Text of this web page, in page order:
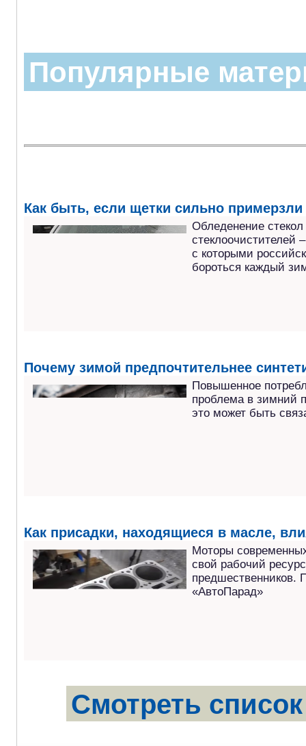
Популярные
Как быть, если щетки сильно примерзли
Обледенение
стеклоочистителей
с которыми
бороться каждый
Почему зимой предпочтительнее
Повышенное
проблема в зимний
это может быть
Как присадки, находящиеся в масле,
Моторы
свой рабочий
предшественников.
«АвтоПарад»
Смотреть